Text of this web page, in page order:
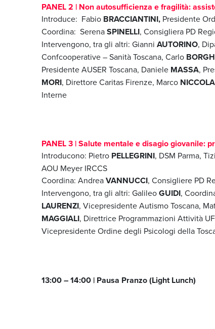
PANEL 2 | Non autosufficienza e fragilità:
Introduce: Fabio BRACCIANTINI, Presidente
Coordina: SerenaSPINELLI, Consigliera PD
Intervengono, tra gli altri: Gianni AUTORINO,
Confcooperative – Sanità Toscana, Carlo
Presidente AUSER Toscana, Daniele MASSA,
MORI, Direttore Caritas Firenze, Marco
Interne
PANEL 3 | Salute mentale e disagio giovanile:
Introducono: Pietro PELLEGRINI, DSM Parma,
AOU Meyer IRCCS
Coordina: AndreaVANNUCCI, Consigliere PD
Intervengono, tra gli altri: GalileoGUIDI,
LAURENZI, Vicepresidente Autismo Toscana,
MAGGIALI, Direttrice Programmazioni Attività
Vicepresidente Ordine degli Psicologi della
13:00 – 14:00 | Pausa Pranzo (Light Lunch)